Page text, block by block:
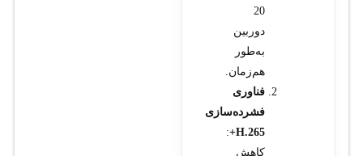
20
دوربین
به‌طور
هم‌زمان.
فناوری
فشرده‌سازی
H.265+
:
کاهش